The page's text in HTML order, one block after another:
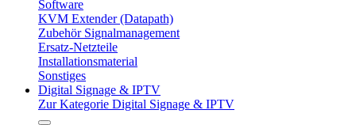
Software
KVM Extender (Datapath)
Zubehör Signalmanagement
Ersatz-Netzteile
Installationsmaterial
Sonstiges
Digital Signage & IPTV
Zur Kategorie Digital Signage & IPTV